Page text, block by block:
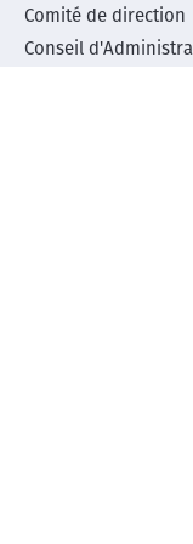
menu
Comité de direction
Conseil